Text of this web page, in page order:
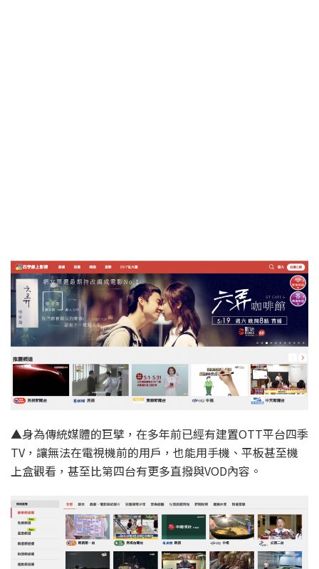
▲身為傳統媒體的巨擘，在多年前已經有建置OTT平台四季
TV，讓無法在電視機前的用戶，也能用手機、平板甚至機
上盒觀看，甚至比第四台有更多直撥與VOD內容。